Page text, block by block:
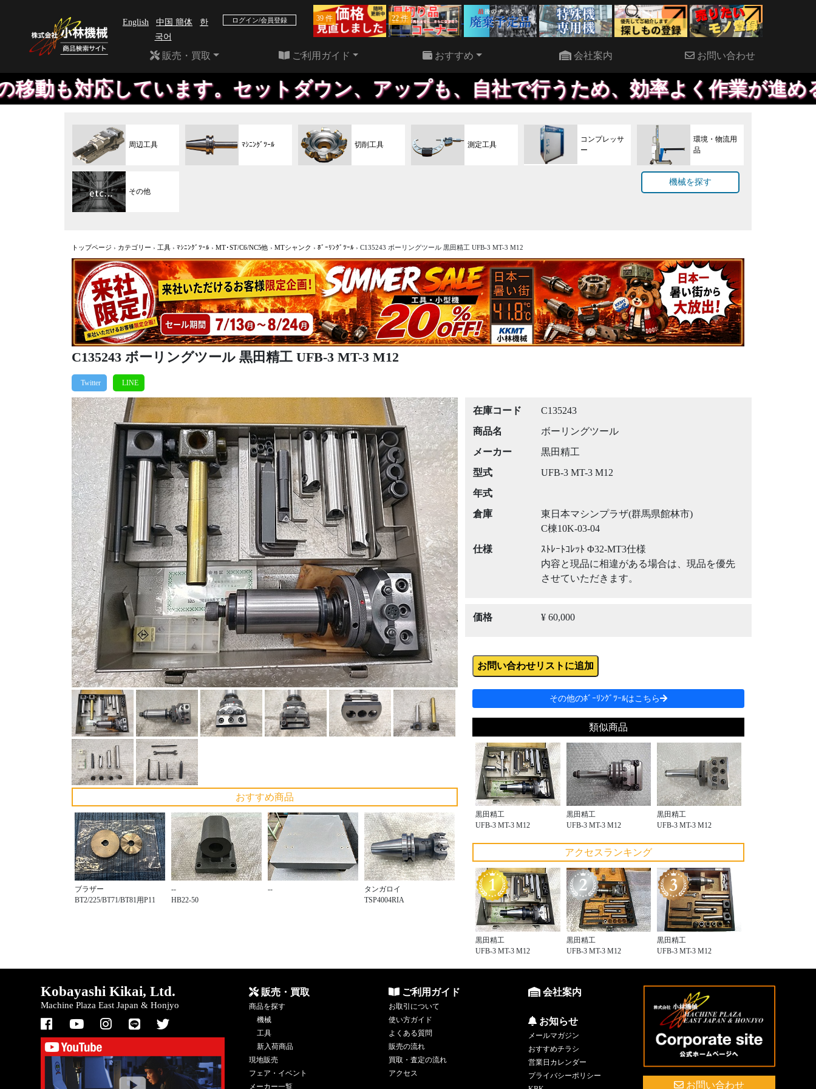
English 中国 簡体
한
국어
ログイン/会員登録 39 件 22 件
販売・買取 ご利用ガイド おすすめ 会社案内 お問い合わせ
います。セットダウン、アップも、自社で行うため、効率よく作業が進めることができ
周辺工具 ﾏｼﾆﾝｸﾞﾂｰﾙ 切削工具 測定工具
コンプレッサ
ー
環境・物流用
品
その他
機械を探す
トップページ › カテゴリー › 工具 › ﾏｼﾆﾝｸﾞﾂｰﾙ › MT･ST/C6/NC5他 › MTシャンク › ﾎﾞｰﾘﾝｸﾞﾂｰﾙ › C135243 ボーリングツール 黒田精工 UFB-3 MT-3 M12
C135243 ボーリングツール 黒田精工 UFB-3 MT-3 M12
Previous Next
おすすめ商品
ブラザー
BT2/225/BT71/BT81用P11
--
HB22-50
--
タンガロイ
TSP4004RIA
在庫コード
C135243
商品名
ボーリングツール
メーカー
黒田精工
型式
UFB-3 MT-3 M12
年式
倉庫
東日本マシンプラザ(群馬県館林市)
C棟10K-03-04
仕様
ｽﾄﾚｰﾄｺﾚｯﾄ Φ32-MT3仕様
内容と現品に相違がある場合は、現品を優先
させていただきます。
価格 ¥ 60,000
お問い合わせリストに追加
その他のﾎﾞｰﾘﾝｸﾞﾂｰﾙはこちら
類似商品
黒田精工
UFB-3 MT-3 M12
黒田精工
UFB-3 MT-3 M12
黒田精工
UFB-3 MT-3 M12
アクセスランキング
黒田精工
UFB-3 MT-3 M12
黒田精工
UFB-3 MT-3 M12
黒田精工
UFB-3 MT-3 M12
Kobayashi Kikai, Ltd.
Machine Plaza East Japan & Honjyo
販売・買取
商品を探す
機械
工具
新入荷商品
現地販売
フェア・イベント
メーカー一覧
ご利用ガイド
お取引について
使い方ガイド
よくある質問
販売の流れ
買取・査定の流れ
アクセス
会社案内
お知らせ
メールマガジン
おすすめチラシ
営業日カレンダー
プライバシーポリシー
お問い合わせ